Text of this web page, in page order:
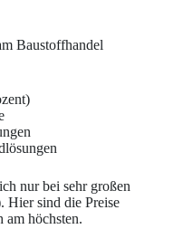
Baustoffhandel
nur bei sehr großen
Hier sind die Preise
am höchsten.